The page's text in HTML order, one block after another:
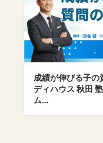
成績が伸びる子の
ディハウス 秋田
ム…